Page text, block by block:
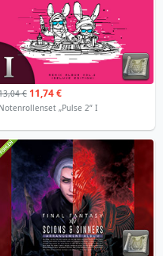
€ 11,74 €
Notenrollenset „Pulse 2“ I